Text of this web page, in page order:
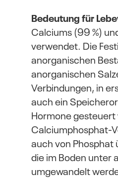
Bedeutung für
Calciums (99 %)
verwendet. Die
anorganischen
anorganischen
Verbindungen, in
auch ein
Hormone
Calciumphosphat-
auch von
die im Boden unter
umgewandelt